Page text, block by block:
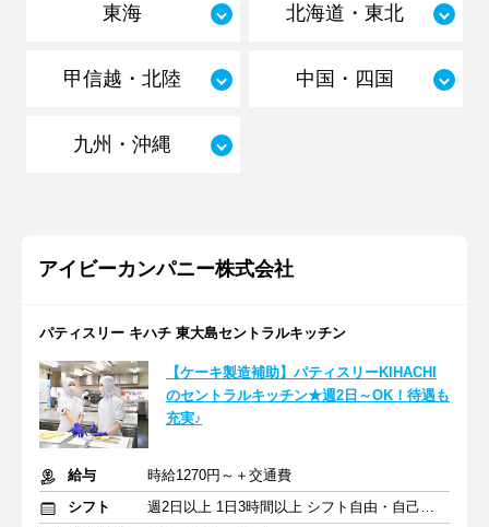
東海 北海道・東北
甲信越・北陸 中国・四国
九州・沖縄
アイビーカンパニー株式会社
パティスリー キハチ 東大島セントラルキッチン
【ケーキ製造補助】パティスリーKIHACHI
のセントラルキッチン★週2日～OK！待遇も
充実♪
給与
時給1270円～＋交通費
シフト
週2日以上 1日3時間以上 シフト自由・自己申告